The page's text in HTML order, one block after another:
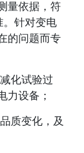
量依据，符
。针对变电
的问题而专
化试验过
力设备；
质变化，及